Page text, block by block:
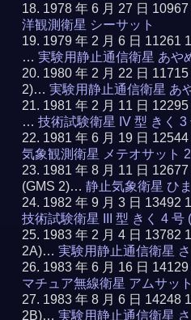
1978 年 6 月 27 日
洋観測衛星 シーサット
1979 年 2 月 6 日 11261
…実験用静止通信衛星 あや
1980 年 2 月 22 日
2)…実験用静止通信衛星 あ
1981 年 2 月 11 日
…技術試験衛星 IV 型 きく 3
1981 年 6 月 19 日
気象観測衛星 メテオサット
1981 年 8 月 11 日
(GMS 2)…静止気象衛星 ひ
1982 年 9 月 3 日 13492
技術試験衛星 III 型 きく 4 号
1983 年 2 月 4 日 13782
2A)…実験用静止通信衛星
1983 年 6 月 16 日
マチュア無線衛星 アムサッ
1983 年 8 月 6 日 14248
2B)…実験用静止通信衛星